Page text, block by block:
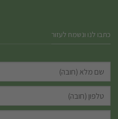
כתבו לנו ונשמח לעזור